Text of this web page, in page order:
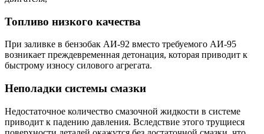
Топливо низкого качества
При заливке в бензобак АИ-92 вместо требуемого АИ-95
возникает преждевременная детонация, которая приводит к
быстрому износу силового агрегата.
Неполадки системы смазки
Недостаточное количество смазочной жидкости в системе
приводит к падению давления. Вследствие этого трущиеся